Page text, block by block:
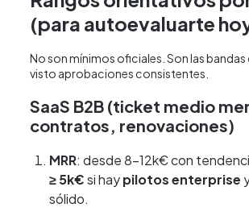
(para autoevaluarte
No son mínimos oficiales. Son las
visto aprobaciones consistentes.
SaaS B2B (ticket medio
contratos, renovaciones)
MRR: desde 8–12k€ con
≥ 5k€si haypilotos enterprise
sólido.